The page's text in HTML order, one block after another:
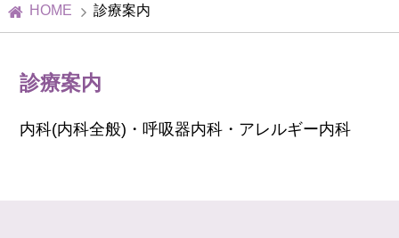
HOME 診療案内
診療案内
内科(内科全般)・呼吸器内科・アレルギー内科